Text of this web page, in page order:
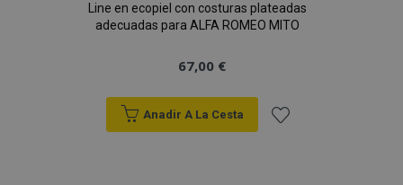
Line en ecopiel con costuras plateadas
adecuadas para ALFA ROMEO MITO
67,00 €
Anadir A La Cesta